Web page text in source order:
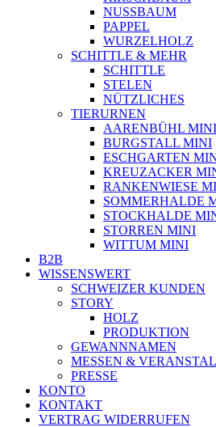
NUSSBAUM
PAPPEL
WURZELHOLZ
SCHITTLE & MEHR
SCHITTLE
STELEN
NÜTZLICHES
TIERURNEN
AARENBÜHL MINI
BURGSTALL MINI
ESCHGARTEN
KREUZACKER
RANKENWIESE
SOMMERHALDE
STOCKHALDE
STORREN MINI
WITTUM MINI
B2B
WISSENSWERT
SCHWEIZER KUNDEN
STORY
HOLZ
PRODUKTION
GEWANNNAMEN
MESSEN &
PRESSE
KONTO
KONTAKT
VERTRAG WIDERRUFEN